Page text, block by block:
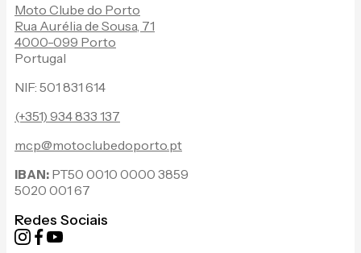
Moto Clube do Porto
Rua Aurélia de Sousa, 71
4000-099 Porto
Portugal
NIF: 501 831 614
(+351) 934 833 137
mcp@motoclubedoporto.pt
IBAN: PT50 0010 0000 3859
5020 001 67
Redes Sociais